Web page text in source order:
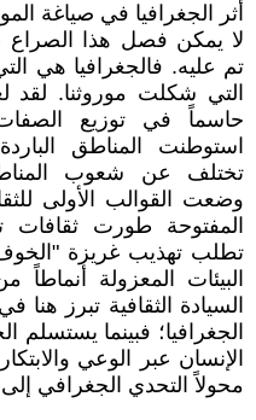
أثر الجغرافيا في صياغة
لا يمكن فصل هذا
تم عليه. فالجغرافيا هي
التي شكلت موروثنا. لقد
حاسماً في توزيع الصفات
استوطنت المناطق
تختلف عن شعوب
وضعت القوالب الأولى
المفتوحة طورت ثقافات
تطلب تهذيب غريزة
البيئات المعزولة
السيادة الثقافية تبرز
الجغرافيا؛ فبينما يستسلم
الإنسان عبر الوعي
محولاً التحدي الجغرافي